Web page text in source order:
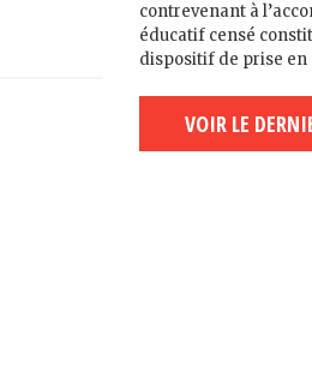
contrevenant à
éducatif censé
dispositif de prise en
VOIR LE